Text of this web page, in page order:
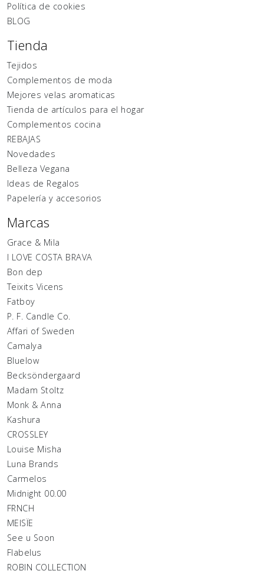
Política de cookies
BLOG
Tienda
Tejidos
Complementos de moda
Mejores velas aromaticas
Tienda de artículos para el hogar
Complementos cocina
REBAJAS
Novedades
Belleza Vegana
Ideas de Regalos
Papelería y accesorios
Marcas
Grace & Mila
I LOVE COSTA BRAVA
Bon dep
Teixits Vicens
Fatboy
P. F. Candle Co.
Affari of Sweden
Camalya
Bluelow
Becksöndergaard
Madam Stoltz
Monk & Anna
Kashura
CROSSLEY
Louise Misha
Luna Brands
Carmelos
Midnight 00.00
FRNCH
MEISÏE
See u Soon
Flabelus
ROBIN COLLECTION